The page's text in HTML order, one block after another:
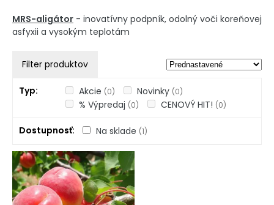
MRS-aligátor - inovatívny podpník, odolný voči koreňovej
asfyxii a vysokým teplotám
Filter produktov
Typ Akcie (0) Novinky (0)
% Výpredaj (0) CENOVÝ HIT! (0)
Dostupnosť Na sklade (1)